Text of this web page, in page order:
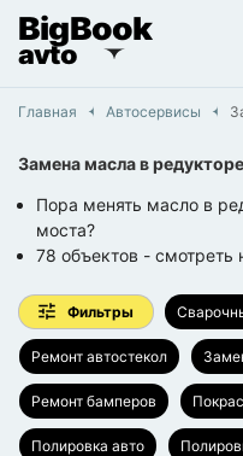
BigBook
avto
Главная Автосервисы
Замена масла в редукторе
Пора менять масло в
моста?
78 объектов - смотреть
Фильтры
Ремонт автостекол
Ремонт бамперов
Полировка авто